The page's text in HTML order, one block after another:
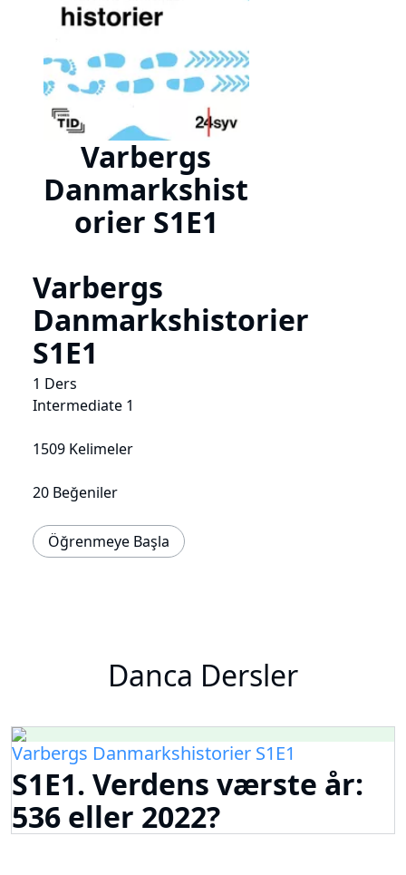
Varbergs
Danmarkshist
orier S1E1
Varbergs
Danmarkshistorier
S1E1
1 Ders
Intermediate 1
1509 Kelimeler
20 Beğeniler
Öğrenmeye Başla
Danca Dersler
Varbergs Danmarkshistorier S1E1
S1E1. Verdens værste år:
536 eller 2022?